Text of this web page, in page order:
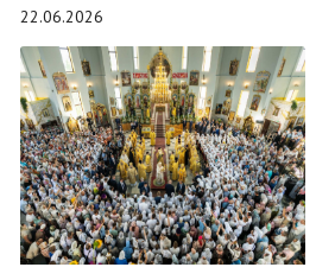
22.06.2026